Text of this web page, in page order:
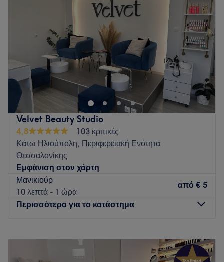
Velvet Beauty Studio
4,8
103 κριτικές
Κάτω Ηλιούπολη, Περιφερειακή Ενότητα
Θεσσαλονίκης
Εμφάνιση στον χάρτη
Μανικιούρ
10 λεπτά - 1 ώρα
από € 5
Περισσότερα για το κατάστημα
10:00–20:00
10:00–20:00